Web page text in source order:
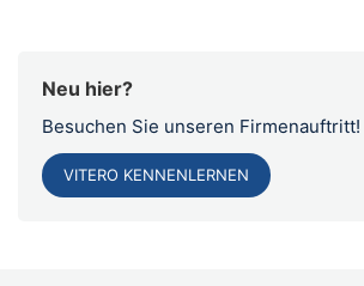
Neu hier?
Besuchen Sie unseren Firmenauftritt!
VITERO KENNENLERNEN